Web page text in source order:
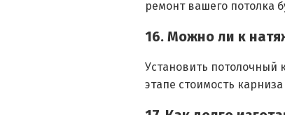
ремонт вашего потолка
16. Можно ли к
Установить потолочный
этапе стоимость